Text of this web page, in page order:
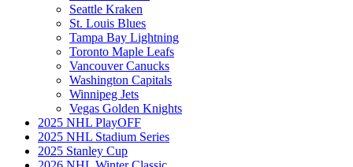
Seattle Kraken
St. Louis Blues
Tampa Bay Lightning
Toronto Maple Leafs
Vancouver Canucks
Washington Capitals
Winnipeg Jets
Vegas Golden Knights
2025 NHL PlayOFF
2025 NHL Stadium Series
2025 Stanley Cup